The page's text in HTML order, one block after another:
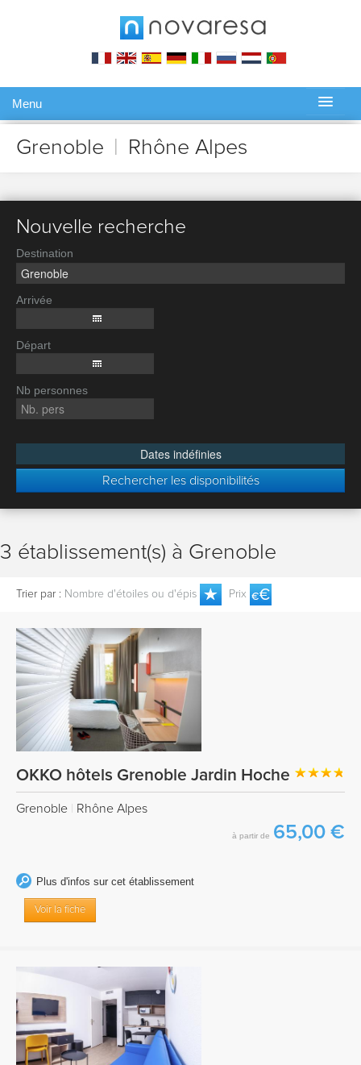
Menu
Gérer ma réservation
Grenoble Rhône Alpes
Nouvelle recherche
Destination
Arrivée
Départ
Nb personnes
Dates indéfinies
Rechercher les disponibilités
3 établissement(s) à Grenoble
Trier par : Nombre d'étoiles ou d'épis Prix
OKKO hôtels Grenoble Jardin Hoche
Grenoble Rhône Alpes
à partir de 65,00 €
Plus d'infos sur cet établissement
Voir la fiche